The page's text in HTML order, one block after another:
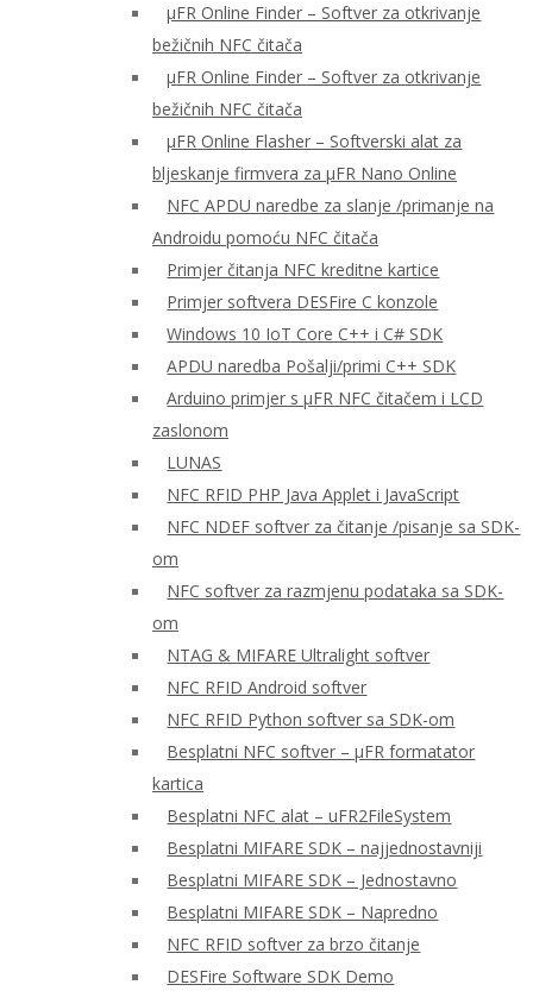
μFR Online Finder – Softver za otkrivanje
bežičnih NFC čitača
μFR Online Finder – Softver za otkrivanje
bežičnih NFC čitača
μFR Online Flasher – Softverski alat za
bljeskanje firmvera za μFR Nano Online
NFC APDU naredbe za slanje /primanje na
Androidu pomoću NFC čitača
Primjer čitanja NFC kreditne kartice
Primjer softvera DESFire C konzole
Windows 10 IoT Core C++ i C# SDK
APDU naredba Pošalji/primi C++ SDK
Arduino primjer s μFR NFC čitačem i LCD
zaslonom
LUNAS
NFC RFID PHP Java Applet i JavaScript
NFC NDEF softver za čitanje /pisanje sa SDK-
om
NFC softver za razmjenu podataka sa SDK-
om
NTAG & MIFARE Ultralight softver
NFC RFID Android softver
NFC RFID Python softver sa SDK-om
Besplatni NFC softver – μFR formatator
kartica
Besplatni NFC alat – uFR2FileSystem
Besplatni MIFARE SDK – najjednostavniji
Besplatni MIFARE SDK – Jednostavno
Besplatni MIFARE SDK – Napredno
NFC RFID softver za brzo čitanje
DESFire Software SDK Demo